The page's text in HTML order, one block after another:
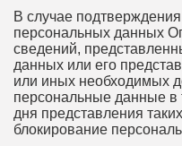
В случае
персональных данных
сведений,
данных или его
или иных необходимых
персональные данные в
дня представления
блокирование